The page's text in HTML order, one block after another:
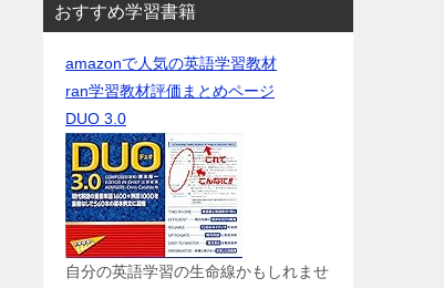
おすすめ学習書籍
amazonで人気の英語学習教材
ran学習教材評価まとめページ
DUO 3.0
自分の英語学習の生命線かもしれませ